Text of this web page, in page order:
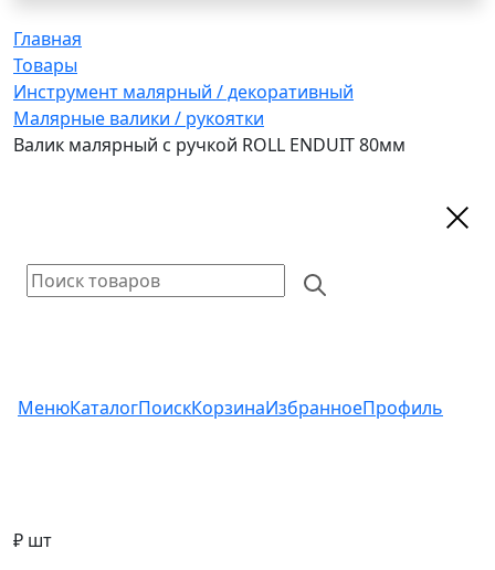
Главная
Товары
Инструмент малярный / декоративный
Малярные валики / рукоятки
Валик малярный с ручкой ROLL ENDUIT 80мм
МенюКаталогПоискКорзинаИзбранноеПрофиль
₽ шт